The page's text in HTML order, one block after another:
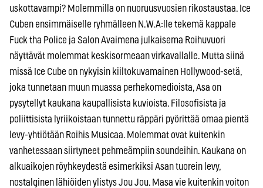
uskottavampi? Molemmilla on nuoruusvuosien rikostaustaa. Ice
Cuben ensimmäiselle ryhmälleen N.W.A:lle tekemä kappale
Fuck tha Police ja Salon Avaimena julkaisema Roihuvuori
näyttävät molemmat keskisormeaan virkavallalle. Mutta siinä
missä Ice Cube on nykyisin kiiltokuvamainen Hollywood-setä,
joka tunnetaan muun muassa perhekomedioista, Asa on
pysytellyt kaukana kaupallisista kuvioista. Filosofisista ja
poliittisista lyriikoistaan tunnettu räppäri pyörittää omaa pientä
levy-yhtiötään Roihis Musicaa. Molemmat ovat kuitenkin
vanhetessaan siirtyneet pehmeämpiin soundeihin. Kaukana on
alkuaikojen röyhkeydestä esimerkiksi Asan tuorein levy,
nostalginen lähiöiden ylistys Jou Jou. Masa vie kuitenkin voiton